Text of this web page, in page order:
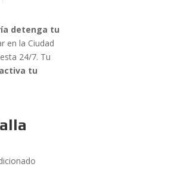
detenga tu
en la Ciudad
24/7. Tu
tu